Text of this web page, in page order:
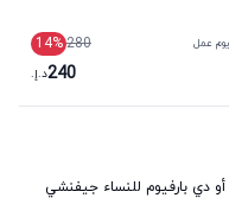
280
14%
240د.إ.
دي بارفيوم للنساء جيفنشي